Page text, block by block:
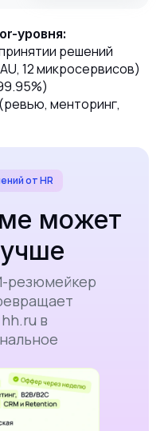
уровня:
решений
12 микросервисов)
менторинг,
от HR
может
резюмейкер
в